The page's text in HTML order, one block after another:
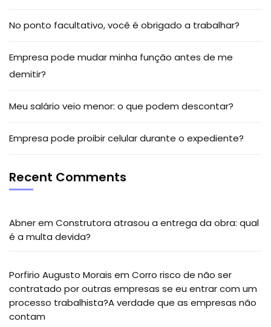
No ponto facultativo, você é obrigado a trabalhar?
Empresa pode mudar minha função antes de me
demitir?
Meu salário veio menor: o que podem descontar?
Empresa pode proibir celular durante o expediente?
Recent Comments
Abnerem Construtora atrasou a entrega da obra: qual
é a multa devida?
Porfirio Augusto Morais em Corro risco de não ser
contratado por outras empresas se eu entrar com um
processo trabalhista?A verdade que as empresas não
contam